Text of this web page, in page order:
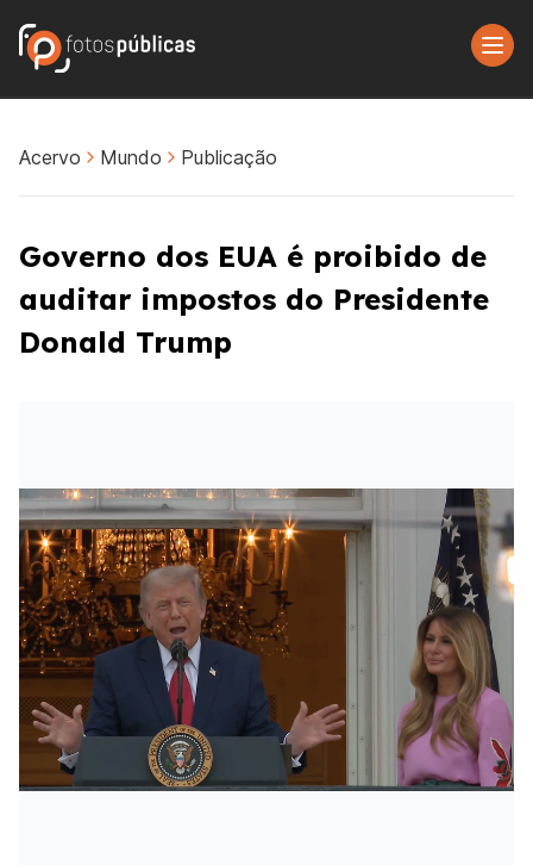
Acervo Mundo Publicação
Governo dos EUA é proibido de
auditar impostos do Presidente
Donald Trump